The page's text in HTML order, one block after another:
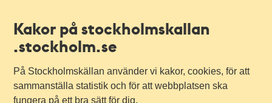
Kakor på stockholmskallan
.stockholm.se
På Stockholmskällan använder vi kakor, cookies, för att
sammanställa statistik och för att webbplatsen ska
fungera på ett bra sätt för dig.